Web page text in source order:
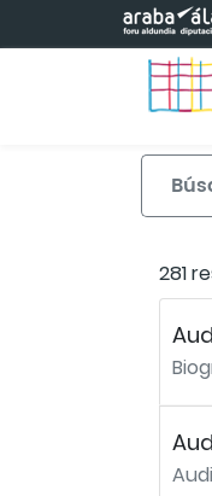
Saltar al contenido
281